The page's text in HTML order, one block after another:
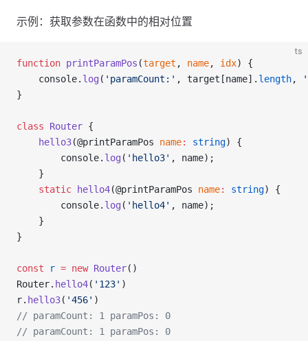
示例：获取参数在函数中的相对位置
ts
function printParamPos (target , name, idx) {
    console.
log ( 'paramCount:' , target[name]. length,
}
class Router {
hello3(@printParamPos name: string) {
        console.
log ( 'hello3' , name);
    }
static
hello4(@printParamPos name: string) {
        console.
log ( 'hello4' , name);
    }
}
const r = new Router()
Router. hello4( '123' )
r. hello3( '456' )
// paramCount: 1 paramPos: 0
// paramCount: 1 paramPos: 0